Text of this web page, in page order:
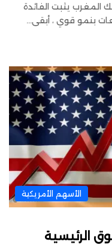
المغرب يثبت الفائدة
الأسهم الأمريكية
الرئيسية